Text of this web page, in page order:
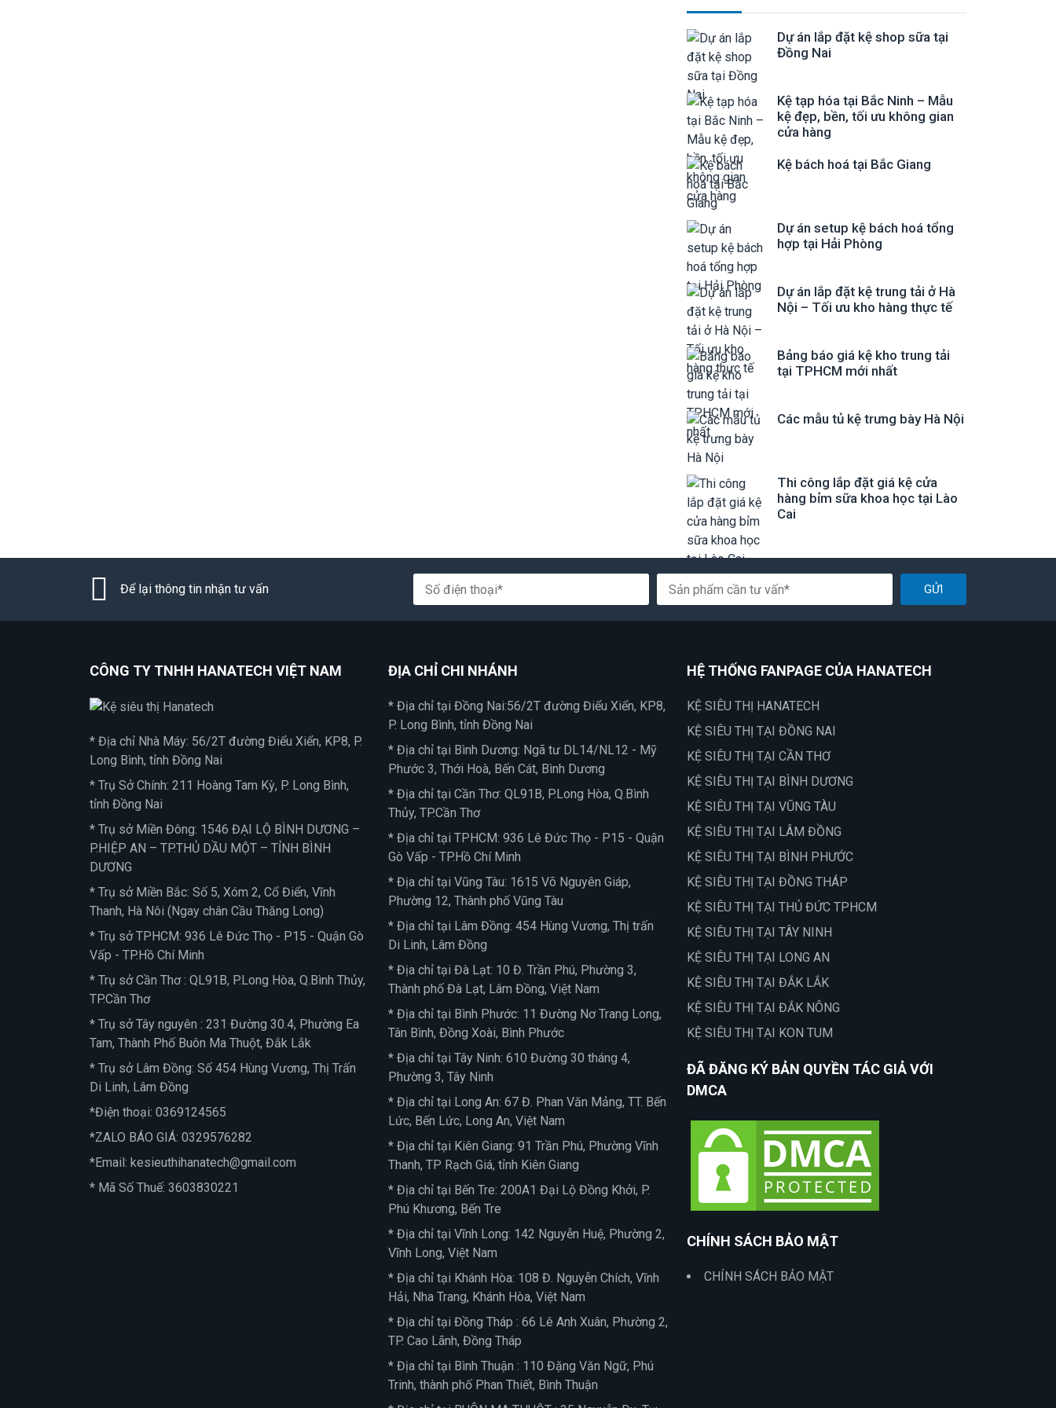
Dự án lắp đặt kệ shop sữa tại
Đồng Nai
Kệ tạp hóa tại Bắc Ninh – Mẫu
kệ đẹp, bền, tối ưu không gian
cửa hàng
Kệ bách hoá tại Bắc Giang
Dự án setup kệ bách hoá tổng
hợp tại Hải Phòng
Dự án lắp đặt kệ trung tải ở Hà
Nội – Tối ưu kho hàng thực tế
Bảng báo giá kệ kho trung tải
tại TPHCM mới nhất
Các mẫu tủ kệ trưng bày Hà Nội
Thi công lắp đặt giá kệ cửa
hàng bỉm sữa khoa học tại Lào
Cai
Để lại thông tin nhận tư vấn GỬI
CÔNG TY TNHH HANATECH VIỆT NAM
* Địa chỉ Nhà Máy: 56/2T đường Điểu Xiển, KP8, P.
Long Bình, tỉnh Đồng Nai
* Trụ Sở Chính: 211 Hoàng Tam Kỳ, P. Long Bình,
tỉnh Đồng Nai
* Trụ sở Miền Đông: 1546 ĐẠI LỘ BÌNH DƯƠNG –
P.HIỆP AN – TP.THỦ DẦU MỘT – TỈNH BÌNH
DƯƠNG
* Trụ sở Miền Bắc: Số 5, Xóm 2, Cổ Điển, Vĩnh
Thanh, Hà Nôi (Ngay chân Cầu Thăng Long)
* Trụ sở TPHCM: 936 Lê Đức Thọ - P15 - Quận Gò
Vấp - TP.Hồ Chí Minh
* Trụ sở Cần Thơ : QL91B, P.Long Hòa, Q.Bình Thủy,
TP.Cần Thơ
* Trụ sở Tây nguyên : 231 Đường 30.4, Phường Ea
Tam, Thành Phố Buôn Ma Thuột, Đắk Lắk
* Trụ sở Lâm Đồng: Số 454 Hùng Vương, Thị Trấn
Di Linh, Lâm Đồng
*Điện thoại: 0369124565
*ZALO BÁO GIÁ: 0329576282
*Email: kesieuthihanatech@gmail.com
* Mã Số Thuế: 3603830221
ĐỊA CHỈ CHI NHÁNH
* Địa chỉ tại Đồng Nai:56/2T đường Điểu Xiển, KP8,
P. Long Bình, tỉnh Đồng Nai
* Địa chỉ tại Bình Dương: Ngã tư DL14/NL12 - Mỹ
Phước 3, Thới Hoà, Bến Cát, Bình Dương
* Địa chỉ tại Cần Thơ: QL91B, P.Long Hòa, Q.Bình
Thủy, TP.Cần Thơ
* Địa chỉ tại TPHCM: 936 Lê Đức Thọ - P15 - Quận
Gò Vấp - TP.Hồ Chí Minh
* Địa chỉ tại Vũng Tàu: 1615 Võ Nguyên Giáp,
Phường 12, Thành phố Vũng Tàu
* Địa chỉ tại Lâm Đồng: 454 Hùng Vương, Thị trấn
Di Linh, Lâm Đồng
* Địa chỉ tại Đà Lạt: 10 Đ. Trần Phú, Phường 3,
Thành phố Đà Lạt, Lâm Đồng, Việt Nam
* Địa chỉ tại Bình Phước: 11 Đường Nơ Trang Long,
Tân Bình, Đồng Xoài, Bình Phước
* Địa chỉ tại Tây Ninh: 610 Đường 30 tháng 4,
Phường 3, Tây Ninh
* Địa chỉ tại Long An: 67 Đ. Phan Văn Mảng, TT. Bến
Lức, Bến Lức, Long An, Việt Nam
* Địa chỉ tại Kiên Giang: 91 Trần Phú, Phường Vĩnh
Thanh, TP Rạch Giá, tỉnh Kiên Giang
* Địa chỉ tại Bến Tre: 200A1 Đại Lộ Đồng Khởi, P.
Phú Khương, Bến Tre
* Địa chỉ tại Vĩnh Long: 142 Nguyễn Huệ, Phường 2,
Vĩnh Long, Việt Nam
* Địa chỉ tại Khánh Hòa: 108 Đ. Nguyễn Chích, Vĩnh
Hải, Nha Trang, Khánh Hòa, Việt Nam
* Địa chỉ tại Đồng Tháp : 66 Lê Anh Xuân, Phường 2,
TP. Cao Lãnh, Đồng Tháp
* Địa chỉ tại Bình Thuận : 110 Đặng Văn Ngữ, Phú
Trinh, thành phố Phan Thiết, Bình Thuận
HỆ THỐNG FANPAGE CỦA HANATECH
KỆ SIÊU THỊ HANATECH
KỆ SIÊU THỊ TẠI ĐỒNG NAI
KỆ SIÊU THỊ TẠI CẦN THƠ
KỆ SIÊU THỊ TẠI BÌNH DƯƠNG
KỆ SIÊU THỊ TẠI VŨNG TÀU
KỆ SIÊU THỊ TẠI LÂM ĐỒNG
KỆ SIÊU THỊ TẠI BÌNH PHƯỚC
KỆ SIÊU THỊ TẠI ĐỒNG THÁP
KỆ SIÊU THỊ TẠI THỦ ĐỨC TPHCM
KỆ SIÊU THỊ TẠI TÂY NINH
KỆ SIÊU THỊ TẠI LONG AN
KỆ SIÊU THỊ TẠI ĐẮK LẮK
KỆ SIÊU THỊ TẠI ĐẮK NÔNG
KỆ SIÊU THỊ TẠI KON TUM
ĐÃ ĐĂNG KÝ BẢN QUYỀN TÁC GIẢ VỚI
DMCA
CHÍNH SÁCH BẢO MẬT
CHÍNH SÁCH BẢO MẬT